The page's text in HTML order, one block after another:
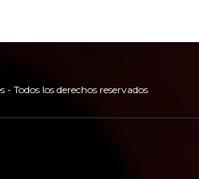
Todos los derechos reservados